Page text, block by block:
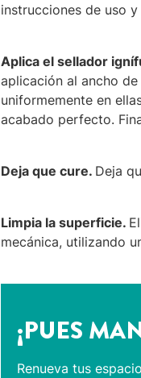
instrucciones de uso
Aplica el sellador
aplicación al ancho
uniformemente en
acabado perfecto.
Deja que cure. Deja
Limpia la superficie.
mecánica, utilizando
¡PUES
Renueva tus